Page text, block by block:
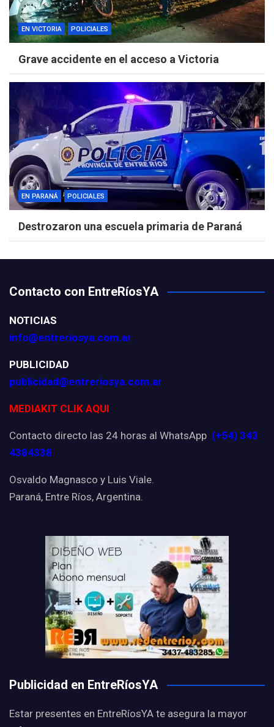
EN VICTORIA POLICIALES
Grave accidente en el acceso a Victoria
EN PARANÁ POLICIALES
Destrozaron una escuela primaria de Paraná
Contacto con EntreRíosYA
NOTICIAS
info@entreriosya.com.ar
PUBLICIDAD
publicidad@entreriosya.com.ar
MEDIAKIT CLIK AQUI
Contacto directo las 24 horas al WhatsApp (+54) 343
4384338
Osvaldo Magnasco y Luis Viale.
Paraná, Entre Ríos, Argentina.
Publicidad en EntreRíosYA
Estar presentes en EntreRíosYA te asegura la mayor